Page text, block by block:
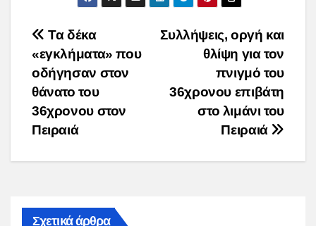
Post
navigation
Συλλήψεις, οργή και
θλίψη για τον
πνιγμό του
36χρονου επιβάτη
στο λιμάνι του
Πειραιά
Τα δέκα
«εγκλήματα» που
οδήγησαν στον
θάνατο του
36χρονου στον
Πειραιά
Σχετικά άρθρα